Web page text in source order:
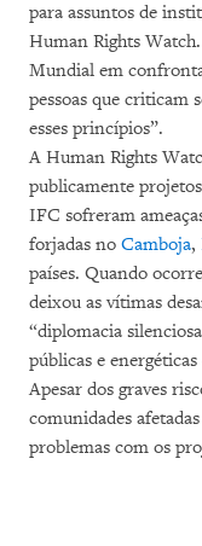
para assuntos de
Human Rights
Mundial em
pessoas que criticam
esses princípios”.
A Human Rights
publicamente
IFC sofreram
forjadas no Camboja,
países. Quando
deixou as vítimas
“diplomacia
públicas e
Apesar dos graves
comunidades
problemas com os